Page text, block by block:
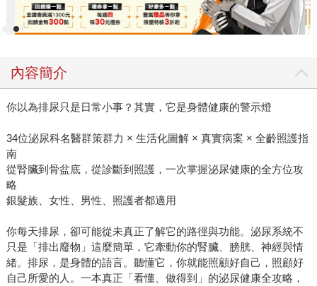
內容簡介
你以為排尿只是日常小事？其實，它是身體健康的警示燈
34位泌尿科名醫群策群力 × 生活化圖解 × 真實病案 × 全齡照護指
南
從腎臟到骨盆底，從診斷到照護，一次掌握泌尿健康的全方位攻
略
銀髮族、女性、男性、照護者都適用
你每天排尿，卻可能從未真正了解它的路徑與功能。泌尿系統不
只是「排出廢物」這麼簡單，它牽動你的腎臟、膀胱、神經與情
緒。排尿，是身體的語言。聽懂它，你就能照顧好自己，照顧好
自己所愛的人。一本真正「看懂、做得到」的泌尿健康全攻略，